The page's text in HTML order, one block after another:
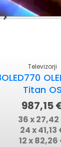
Televizorji
Titan OS
987,15
36 x
24 x 41,13
12 x 82,26